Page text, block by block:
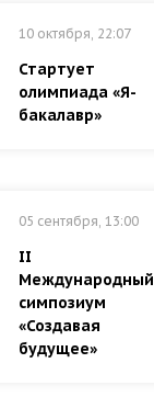
10 октября, 22:07
Стартует
олимпиада «Я-
бакалавр»
05 сентября, 13:00
II
Международный
симпозиум
«Создавая
будущее»